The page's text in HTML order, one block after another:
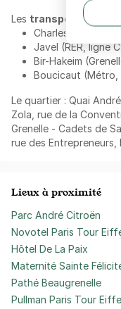
Les transports en
Charles Michels
Javel (RER, ligne
Bir-Hakeim
Boucicaut (Métro,
Le quartier : Quai
Zola, rue de la
Grenelle - Cadets de
rue des Entrepreneurs,
Lieux à proximité
Parc André Citroën
Novotel Paris Tour
Hôtel De La Paix
Maternité Sainte
Pathé Beaugrenelle
Pullman Paris Tour